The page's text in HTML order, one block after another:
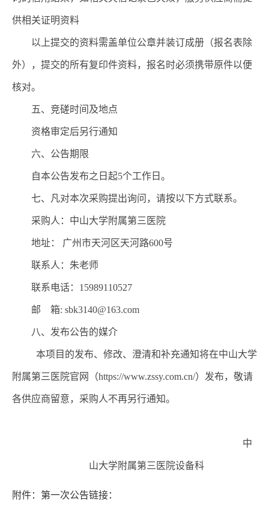
供相关证明资料
以上提交的资料需盖单位公章并装订成册 （报名表除
外） ，提交的所有复印件资料，报名时必须携带原件以便
核对。
五、 竞磋时间及地点
资格审定后另行通知
六、公告期限
自本公告发布之日起5个工作 日。
七、凡对本次采购提出询问，请按以下方式联系。
采购人：中山大学附属第三医院
地址： 广州市天河区天河路600号
联系人： 朱老师
联系电话： 15989110527
邮 箱: sbk3140@163.com
八、发布公告的媒介
本项目的发布、修改、澄清和补充通知将在中山大学
附属第三医院官网（https://www.zssy.com.cn/）发布，敬请
各供应商留意，采购人不再另行通知。
中
山大学附属第三医院设备科
附件：第一次公告链接：